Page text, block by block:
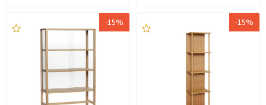
-15% -15%